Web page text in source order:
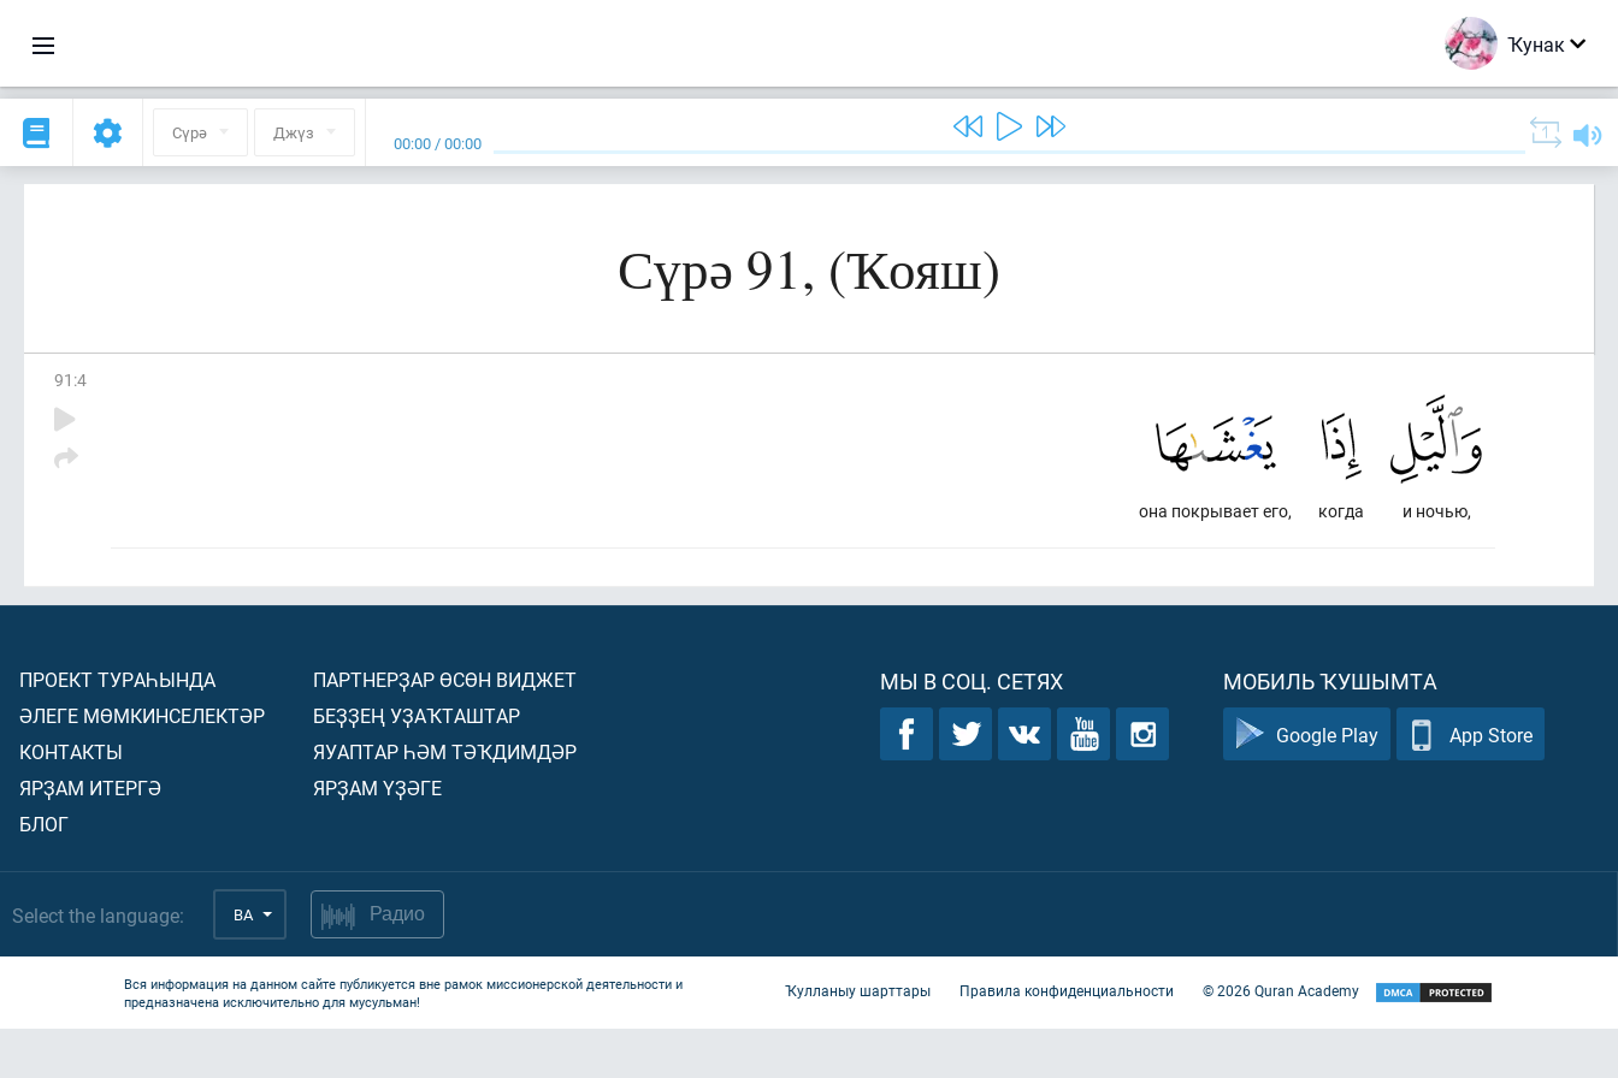
Ҡунак
Сүрә Джүз 00:00 /00:00
Сүрә 91, (Ҡояш)
91 :4
и ночью,
когда
она покрывает его,
ПРОЕКТ ТУРАҺЫНДА
ӘЛЕГЕ МӨМКИНСЕЛЕКТӘР
КОНТАКТЫ
ЯРҘАМ ИТЕРГӘ
БЛОГ
ПАРТНЕРҘАР ӨСӨН ВИДЖЕТ
БЕҘҘЕҢ УҘАҠТАШТАР
ЯУАПТАР ҺӘМ ТӘҠДИМДӘР
ЯРҘАМ ҮҘӘГЕ
МЫ В СОЦ. СЕТЯХ МОБИЛЬ ҠУШЫМТА
Google Play App Store
Select the language: BA Радио
Вся информация на данном сайте публикуется вне рамок миссионерской деятельности и
предназначена исключительно для мусульман!
Ҡулланыу шарттары Правила конфиденциальности ©2026Quran Academy